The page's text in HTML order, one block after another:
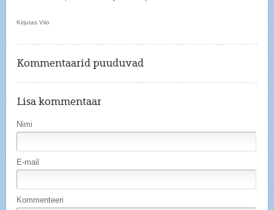
Kirjutas Viio
Kommentaarid puuduvad
Lisa kommentaar
Nimi
E-mail
Kommenteeri